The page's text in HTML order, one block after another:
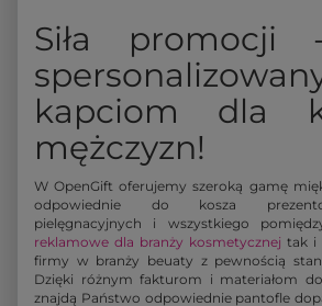
Siła promocji
kapciom dla
mężczyzn!
W OpenGift oferujemy szeroką gamę
odpowiednie do kosza
pielęgnacyjnych i wszystkiego
reklamowe dla branży kosmetycznej tak i
firmy w branży beuaty z pewnością
Dzięki różnym fakturom i materiałom
znajdą Państwo odpowiednie pantofle